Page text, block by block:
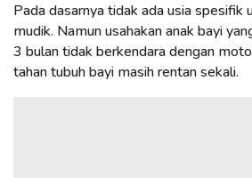
Pada dasarnya tidak ada usia
mudik. Namun usahakan anak bayi
3 bulan tidak berkendara dengan
tahan tubuh bayi masih rentan sekali.